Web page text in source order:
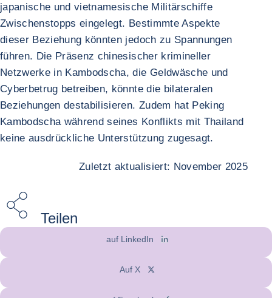
japanische und vietnamesische Militärschiffe
Zwischenstopps eingelegt. Bestimmte Aspekte
dieser Beziehung könnten jedoch zu Spannungen
führen. Die Präsenz chinesischer krimineller
Netzwerke in Kambodscha, die Geldwäsche und
Cyberbetrug betreiben, könnte die bilateralen
Beziehungen destabilisieren. Zudem hat Peking
Kambodscha während seines Konflikts mit Thailand
keine ausdrückliche Unterstützung zugesagt.
Zuletzt aktualisiert: November 2025
Teilen
auf LinkedIn
Auf X